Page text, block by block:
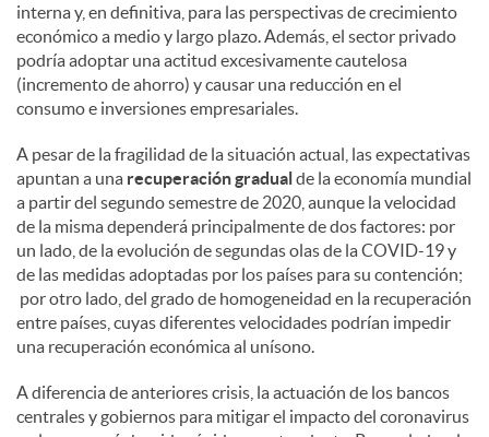
interna y, en definitiva, para las perspectivas de crecimiento
económico a medio y largo plazo. Además, el sector privado
podría adoptar una actitud excesivamente cautelosa
(incremento de ahorro) y causar una reducción en el
consumo e inversiones empresariales.
A pesar de la fragilidad de la situación actual, las expectativas
apuntan a una recuperación gradualde la economía mundial
a partir del segundo semestre de 2020, aunque la velocidad
de la misma dependerá principalmente de dos factores: por
un lado, de la evolución de segundas olas de la COVID-19 y
de las medidas adoptadas por los países para su contención;
por otro lado, del grado de homogeneidad en la recuperación
entre países, cuyas diferentes velocidades podrían impedir
una recuperación económica al unísono.
A diferencia de anteriores crisis, la actuación de los bancos
centrales y gobiernos para mitigar el impacto del coronavirus